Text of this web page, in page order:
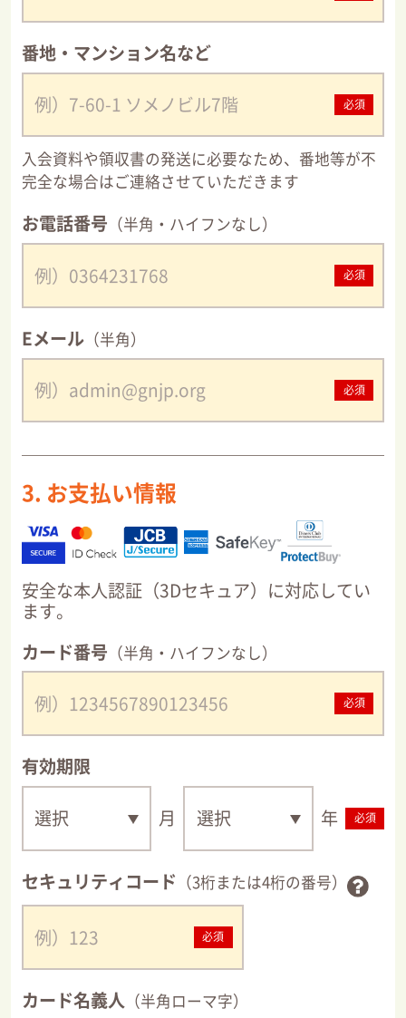
番地・マンション名など
必須
入会資料や領収書の発送に必要なため、番地等が不
完全な場合はご連絡させていただきます
お電話番号 （半角・ハイフンなし）
必須
Eメール（半角）
必須
3. お支払い情報
安全な本人認証（3Dセキュア）に対応してい
ます。
カード番号 （半角・ハイフンなし）
必須
有効期限
月 年 必須
セキュリティコード （3桁または4桁の番号）
必須
カード名義人 （半角ローマ字）